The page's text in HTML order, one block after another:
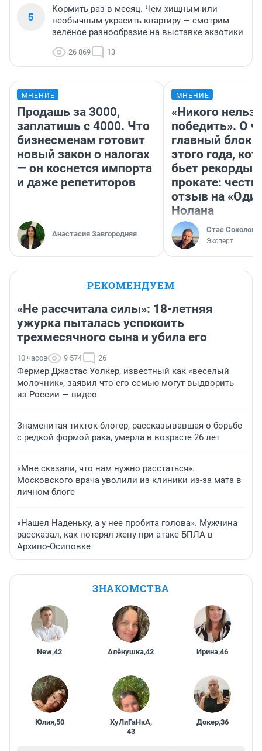
5
Кормить раз в месяц. Чем хищным или
необычным украсить квартиру — смотрим
зелёное разнообразие на выставке экзотики
26 869 13
МНЕНИЕ
Продашь за 3000,
заплатишь с 4000. Что
бизнесменам готовит
новый закон о налогах
— он коснется импорта
и даже репетиторов
Анастасия Завгородняя
МНЕНИЕ
«Никого нельзя
победить». О
главный
этого года,
бьет рекорды в
прокате:
отзыв на
Нолана
Стас Соколов
Эксперт
РЕКОМЕНДУЕМ
«Не рассчитала силы»: 18-летняя
ужурка пыталась успокоить
трехмесячного сына и убила его
10 часов 9 574 26
Фермер Джастас Уолкер, известный как «веселый
молочник», заявил что его семью могут выдворить
из России — видео
Знаменитая тикток-блогер, рассказывавшая о борьбе
с редкой формой рака, умерла в возрасте 26 лет
«Мне сказали, что нам нужно расстаться».
Московского врача уволили из клиники из-за мата в
личном блоге
«Нашел Наденьку, а у нее пробита голова». Мужчина
рассказал, как потерял жену при атаке БПЛА в
Архипо-Осиповке
ЗНАКОМСТВА
New,42 Алёнушка,42 Ирина,46
Юлия,50 ХуЛиГаНкА,
43
Докер,36